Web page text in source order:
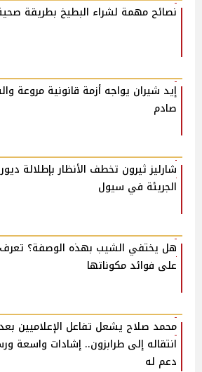
نصائح مهمة لشراء البطيخ بطريقة
إيد شيران يواجه أزمة قانونية مروعة
صادم
شارليز ثيرون تخطف الأنظار بإطلالة ديور
الجريئة في سيول
هل يختفي الشيب بهذه الوصفة؟ تعرف
على فوائد مكوناتها
محمد صلاح يشعل تفاعل الإعلاميين بعد
انتقاله إلى طرابزون.. إشادات واسعة
دعم له